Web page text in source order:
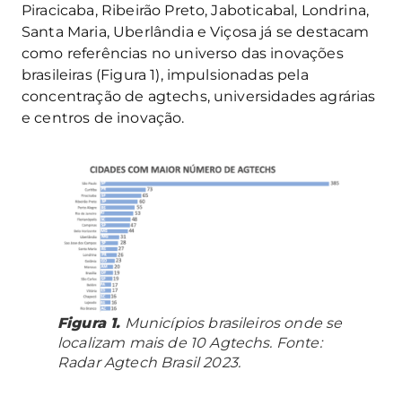
Piracicaba, Ribeirão Preto, Jaboticabal, Londrina,
Santa Maria, Uberlândia e Viçosa já se destacam
como referências no universo das inovações
brasileiras (Figura 1), impulsionadas pela
concentração de agtechs, universidades agrárias
e centros de inovação.
Figura 1. Municípios brasileiros onde se
localizam mais de 10 Agtechs. Fonte:
Radar Agtech Brasil 2023.